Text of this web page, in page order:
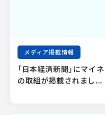
メディア掲載情報
「日本経済新聞」にマイ
の取組が掲載されまし...